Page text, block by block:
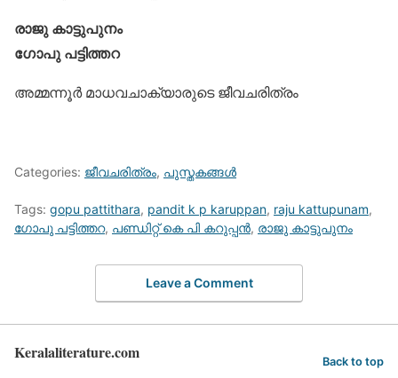
രാജു കാട്ടുപുനം
ഗോപു പട്ടിത്തറ
അമ്മന്നൂര്‍ മാധവചാക്യാരുടെ ജീവചരിത്രം
Categories: ജീവചരിത്രം, പുസ്തകങ്ങള്‍
Tags: gopu pattithara, pandit k p karuppan, raju kattupunam,
ഗോപു പട്ടിത്തറ, പണ്ഡിറ്റ് കെ പി കറുപ്പന്‍, രാജു കാട്ടുപുനം
Leave a Comment
Keralaliterature.com Back to top